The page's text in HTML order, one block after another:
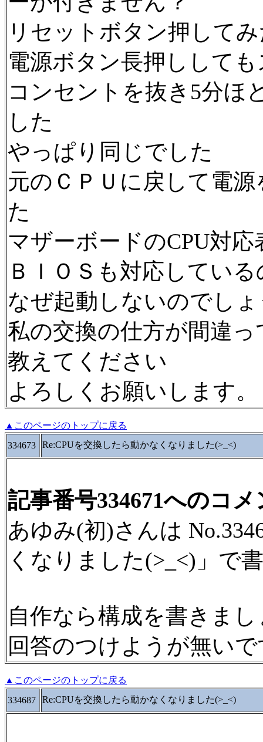
リセットボタン押して
電源ボタン長押しして
コンセントを抜き5分ほ
した
やっぱり同じでした
元のＣＰＵに戻して電
た
マザーボードのCPU対
ＢＩＯＳも対応している
なぜ起動しないのでし
私の交換の仕方が間違
教えてください
よろしくお願いします。
▲このページのトップに戻る
334673
Re:CPUを交換したら動かなくなりました(>_<)
記事番号334671へのコメ
あゆみ(初)さんは
くなりました(>_<)」で
自作なら構成を書きま
回答のつけようが無い
▲このページのトップに戻る
334687
Re:CPUを交換したら動かなくなりました(>_<)